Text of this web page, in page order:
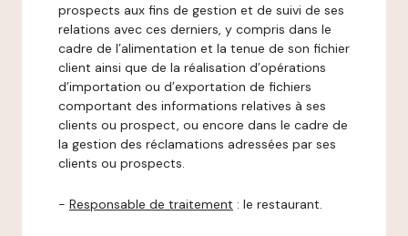
prospects aux fins de gestion et de suivi de ses
relations avec ces derniers, y compris dans le
cadre de l’alimentation et la tenue de son fichier
client ainsi que de la réalisation d’opérations
d’importation ou d’exportation de fichiers
comportant des informations relatives à ses
clients ou prospect, ou encore dans le cadre de
la gestion des réclamations adressées par ses
clients ou prospects.
- Responsable de traitement : le restaurant.